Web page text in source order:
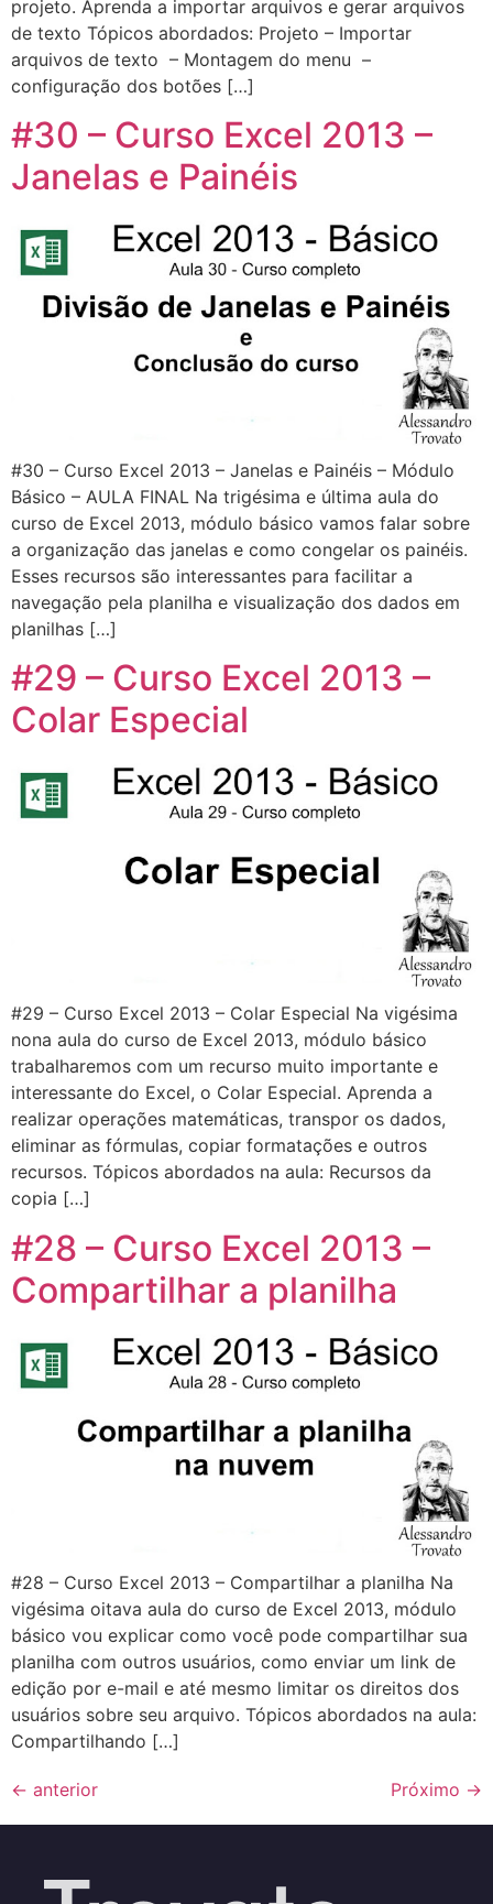
projeto. Aprenda a importar arquivos e gerar arquivos
de texto Tópicos abordados: Projeto – Importar
arquivos de texto – Montagem do menu –
configuração dos botões […]
#30 – Curso Excel 2013 –
Janelas e Painéis
#30 – Curso Excel 2013 – Janelas e Painéis – Módulo
Básico – AULA FINAL Na trigésima e última aula do
curso de Excel 2013, módulo básico vamos falar sobre
a organização das janelas e como congelar os painéis.
Esses recursos são interessantes para facilitar a
navegação pela planilha e visualização dos dados em
planilhas […]
#29 – Curso Excel 2013 –
Colar Especial
#29 – Curso Excel 2013 – Colar Especial Na vigésima
nona aula do curso de Excel 2013, módulo básico
trabalharemos com um recurso muito importante e
interessante do Excel, o Colar Especial. Aprenda a
realizar operações matemáticas, transpor os dados,
eliminar as fórmulas, copiar formatações e outros
recursos. Tópicos abordados na aula: Recursos da
copia […]
#28 – Curso Excel 2013 –
Compartilhar a planilha
#28 – Curso Excel 2013 – Compartilhar a planilha Na
vigésima oitava aula do curso de Excel 2013, módulo
básico vou explicar como você pode compartilhar sua
planilha com outros usuários, como enviar um link de
edição por e-mail e até mesmo limitar os direitos dos
usuários sobre seu arquivo. Tópicos abordados na aula:
Compartilhando […]
← anterior Próximo →